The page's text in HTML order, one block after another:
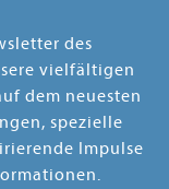
des
vielfältigen
dem neuesten
spezielle
Impulse